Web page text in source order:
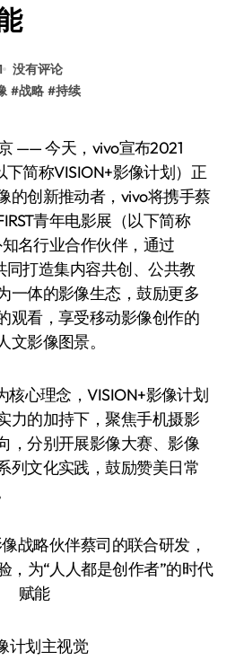
没有评论
#战略 #持续
下简称VISION+影像计划）正
的创新推动者，vivo将携手蔡
青年电影展（以下简称
名行业合作伙伴，通过
同打造集内容共创、公共教
一体的影像生态，鼓励更多
观看，享受移动影像创作的
影像图景。
核心理念，VISION+影像计划
力的加持下，聚焦手机摄影
，分别开展影像大赛、影像
列文化实践，鼓励赞美日常
计划主视觉